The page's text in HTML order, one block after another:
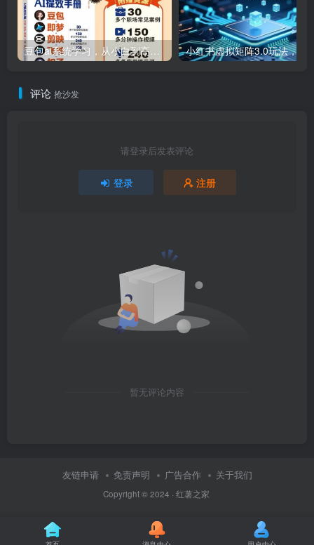
豆包ai系统学习，从小白到高手系列
评论 抢沙发
请登录后发表评论
登录 注册
暂无评论内容
友链申请 免责声明 广告合作 关于我们
Copyright © 2024 · 红薯之家